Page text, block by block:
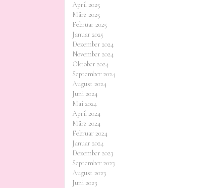
April 2025
März 2025
Februar 2025
Januar 2025
Dezember 2024
November 2024
Oktober 2024
September 2024
August 2024
Juni 2024
Mai 2024
April 2024
März 2024
Februar 2024
Januar 2024
Dezember 2023
September 2023
August 2023
Juni 2023